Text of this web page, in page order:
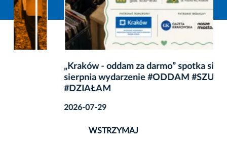
„Kraków - oddam za darmo” spotka się na żywo. 8
sierpnia wydarzenie #ODDAM #SZUKAM
WSTRZYMAJ